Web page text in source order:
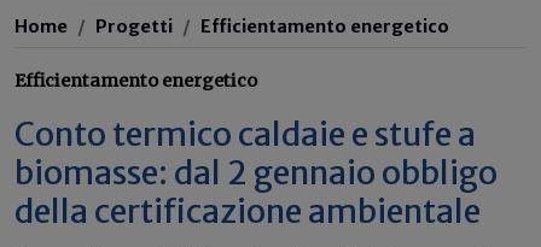
Home Progetti Efficientamento energetico
Efficientamento energetico
Conto termico caldaie e stufe a
biomasse: dal 2 gennaio obbligo
della certificazione ambientale